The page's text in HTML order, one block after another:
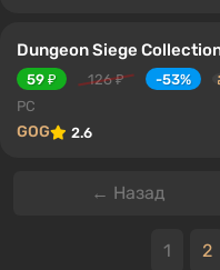
Dungeon Siege
59 ₽ 126 ₽
-53%
PC
GOG 2.6
← Назад
1 2